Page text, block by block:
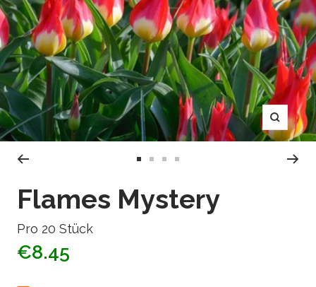
Zoom
2
3
4
Flames Mystery
Pro 20 Stück
€8.45